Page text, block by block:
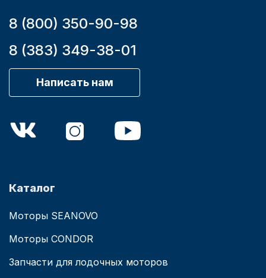
8 (800) 350-90-98
8 (383) 349-38-01
Написать нам
Каталог
Моторы SEANOVO
Моторы CONDOR
Запчасти для лодочных моторов